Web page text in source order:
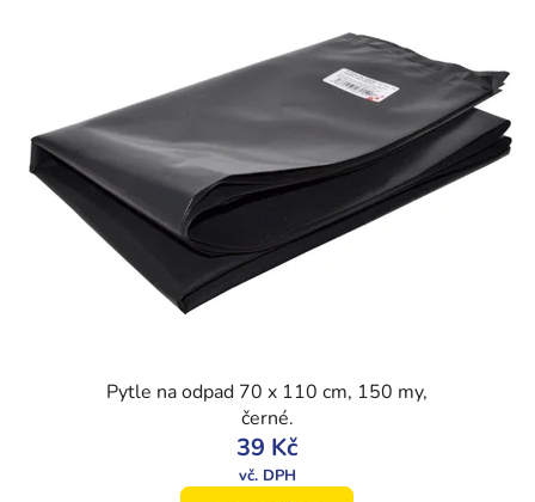
Pytle na odpad 70 x 110 cm, 150 my,
černé.
39 Kč